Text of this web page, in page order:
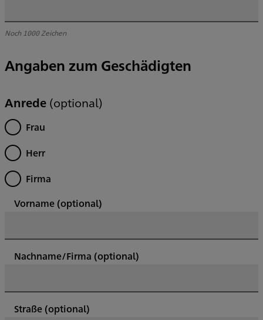
Noch 1000Zeichen
Angaben zum Geschädigten
Anrede (optional)
Frau
Herr
Firma
Vorname (optional)
Nachname/Firma (optional)
Straße (optional)